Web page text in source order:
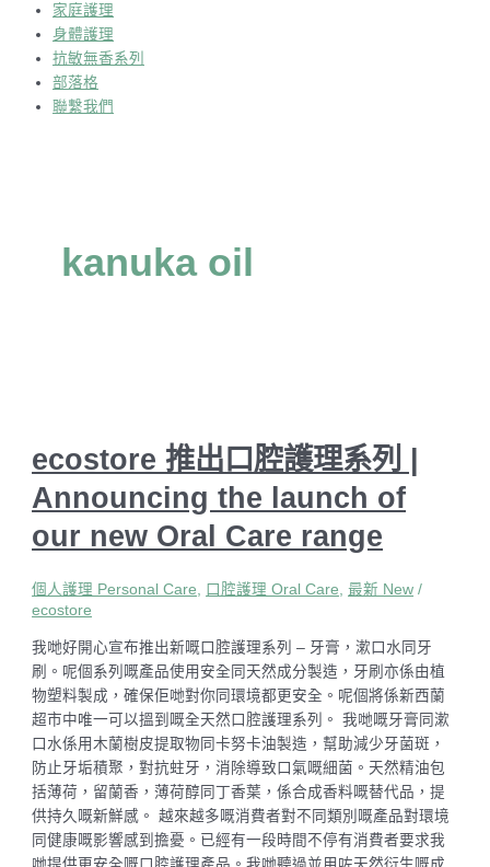
家庭護理
身體護理
抗敏無香系列
部落格
聯繫我們
kanuka oil
ecostore 推出口腔護理系列 |
Announcing the launch of
our new Oral Care range
個人護理 Personal Care, 口腔護理 Oral Care,最新 New /
ecostore
我哋好開心宣布推出新嘅口腔護理系列 – 牙膏，漱口水同牙
刷。呢個系列嘅產品使用安全同天然成分製造，牙刷亦係由植
物塑料製成，確保佢哋對你同環境都更安全。呢個將係新西蘭
超市中唯一可以搵到嘅全天然口腔護理系列。 我哋嘅牙膏同漱
口水係用木蘭樹皮提取物同卡努卡油製造，幫助減少牙菌斑，
防止牙垢積聚，對抗蛀牙，消除導致口氣嘅細菌。天然精油包
括薄荷，留蘭香，薄荷醇同丁香葉，係合成香料嘅替代品，提
供持久嘅新鮮感。 越來越多嘅消費者對不同類別嘅產品對環境
同健康嘅影響感到擔憂。已經有一段時間不停有消費者要求我